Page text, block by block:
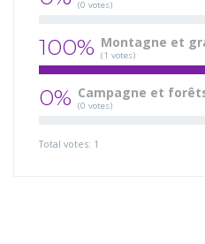
(0 votes)
100% Montagne et
(1 votes)
0% Campagne et
(0 votes)
Total votes: 1